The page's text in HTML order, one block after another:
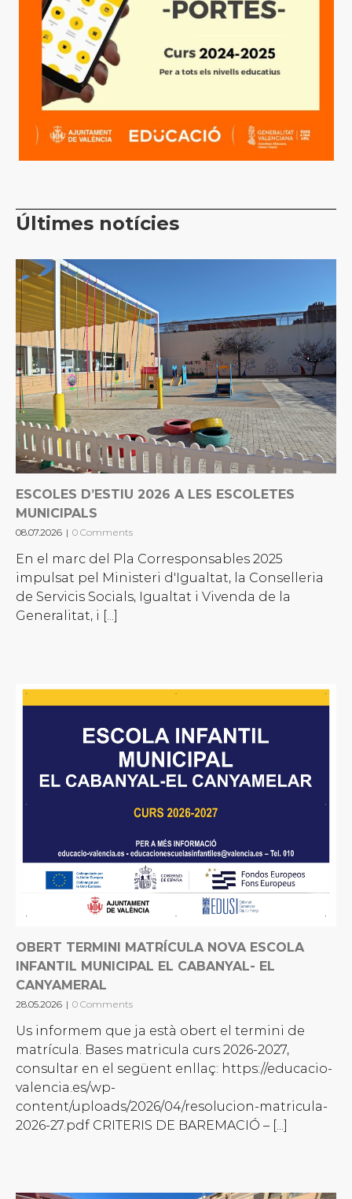
Últimes notícies
ESCOLES D’ESTIU 2026 A LES ESCOLETES
MUNICIPALS
08.07.2026 | 0 Comments
En el marc del Pla Corresponsables 2025
impulsat pel Ministeri d'Igualtat, la Conselleria
de Servicis Socials, Igualtat i Vivenda de la
Generalitat, i [...]
OBERT TERMINI MATRÍCULA NOVA ESCOLA
INFANTIL MUNICIPAL EL CABANYAL- EL
CANYAMERAL
28.05.2026 | 0 Comments
Us informem que ja està obert el termini de
matrícula. Bases matricula curs 2026-2027,
consultar en el següent enllaç: https://educacio-
valencia.es/wp-
content/uploads/2026/04/resolucion-matricula-
2026-27.pdf CRITERIS DE BAREMACIÓ – [...]